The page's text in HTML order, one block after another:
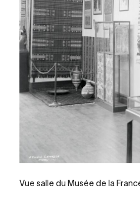
Vue salle du Musée de la